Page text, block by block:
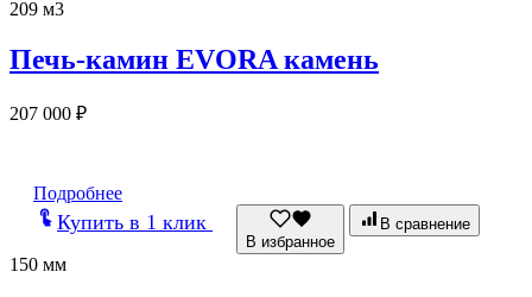
209 м3
Печь-камин EVORA камень
207 000 ₽
Подробнее
Купить в 1 клик
В избранное
В сравнение
150 мм